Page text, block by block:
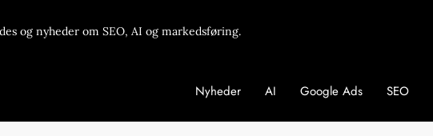
og nyheder om SEO, AI og markedsføring.
Nyheder AI Google Ads SEO